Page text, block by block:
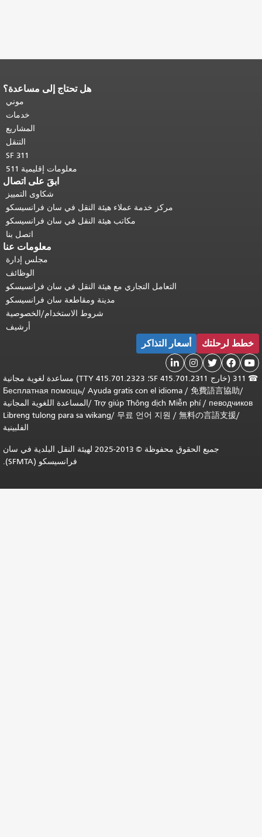
هل تحتاج إلى مساعدة؟
معلومات إقليمية 511
ابقَ على اتصال
شكاوى التمييز
مركز خدمة عملاء هيئة النقل في سان فرانسيسكو
مكاتب هيئة النقل في سان فرانسيسكو
معلومات عنا
التعامل التجاري مع هيئة النقل في سان فرانسيسكو
مدينة ومقاطعة سان فرانسيسكو
شروط الاستخدام/الخصوصية
أسعار التذاكر


311 (خارج SF 415.701.2311؛ TTY 415.701.2323) مساعدة لغوية مجانية
免費
/
Ayuda gratis con el idioma
/
Бесплатная помощь
/
Trợ giúp Thông dịch Miễn phí
/المساعدة اللغوية المجانية
無料の言
/
무료 언어 지원
/
Libreng tulong para sa wikang
جميع الحقوق محفوظة © 2013-2025 لهيئة النقل البلدية في سان